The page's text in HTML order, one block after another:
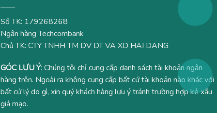
Số TK: 179268268
Ngân hàng Techcombank
Chủ TK: CTY TNHH TM DV DT VA XD HAI DANG
GÓC LƯU Ý: Chúng tôi chỉ cung cấp danh sách tài khoản ngân
hàng trên. Ngoài ra không cung cấp bất cứ tài khoản nào khác với
bất cứ lý do gì, xin quý khách hàng lưu ý tránh trường hợp kẻ xấu
giả mạo.